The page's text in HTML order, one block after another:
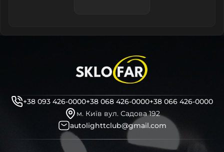
+38 093 426-0000+38 068 426-0000+38 066 426-0000
м. Київ вул. Садова 192
autolighttclub@gmail.com